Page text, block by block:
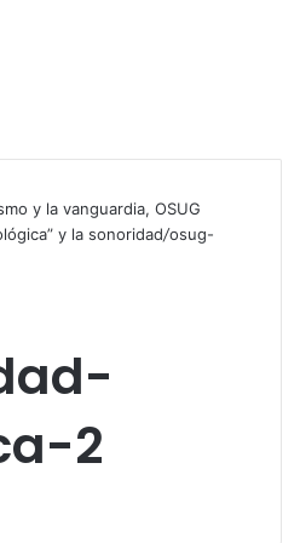
y la vanguardia, OSUG
y la sonoridad/osug-
2